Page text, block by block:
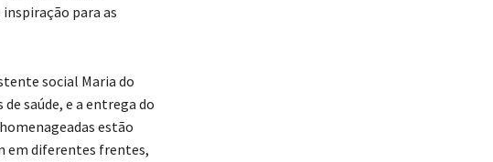
para as
social Maria do
saúde, e a entrega do
estão
em diferentes frentes,